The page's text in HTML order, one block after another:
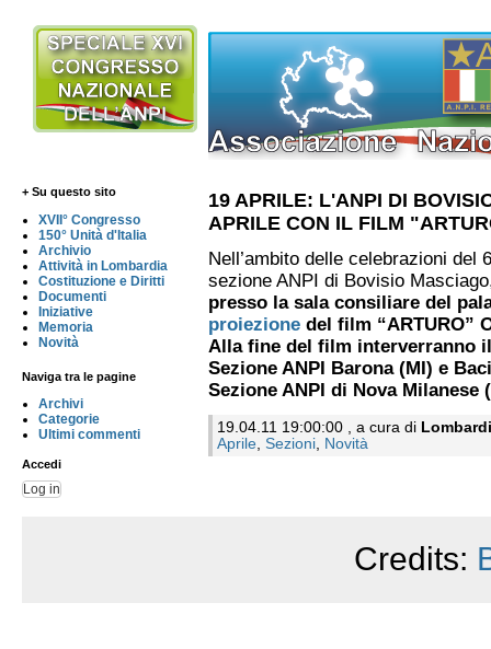
+ Su questo sito
XVII° Congresso
150° Unità d'Italia
Archivio
Attività in Lombardia
Costituzione e Diritti
Documenti
Iniziative
Memoria
Novità
Naviga tra le pagine
Archivi
Categorie
Ultimi commenti
Accedi
Log in
19 APRILE: L'ANPI DI
APRILE CON IL FILM
Nell’ambito delle celebrazioni del
sezione ANPI di Bovisio
presso la sala consiliare del
proiezione del film “ARTURO”
Alla fine del film interverranno
Sezione ANPI Barona (MI) e
Sezione ANPI di Nova Milanese
19.04.11 19:00:00 , a cura di
Aprile, Sezioni, Novità
Credits: